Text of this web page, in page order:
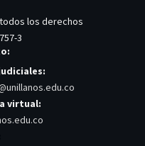
los derechos
3
virtual: